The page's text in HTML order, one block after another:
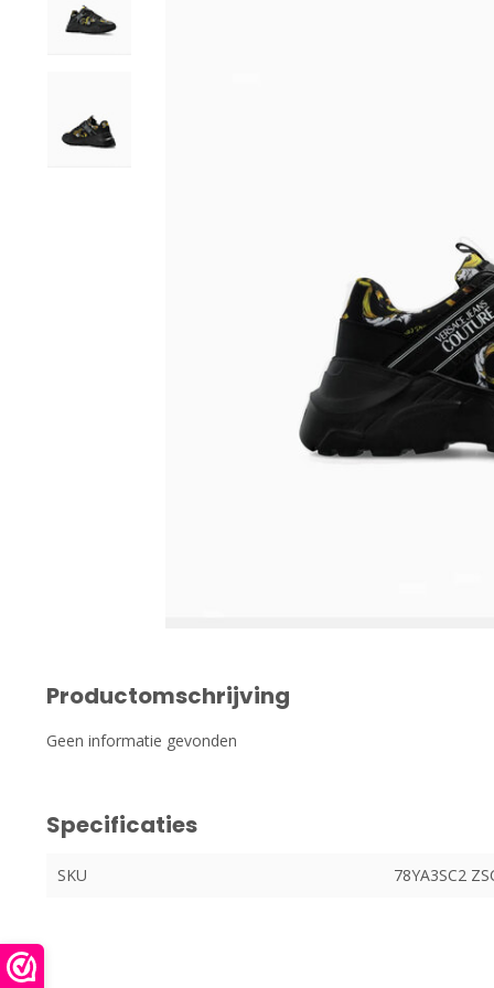
Productomschrijving
Geen informatie gevonden
Specificaties
SKU 78YA3SC2